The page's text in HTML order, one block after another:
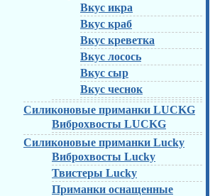
Вкус икра
Вкус краб
Вкус креветка
Вкус лосось
Вкус сыр
Вкус чеснок
Силиконовые приманки LUCKG
Виброхвосты LUCKG
Силиконовые приманки Lucky
Виброхвосты Lucky
Твистеры Lucky
Приманки оснащенные